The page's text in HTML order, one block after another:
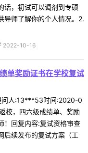
话，初试可以调剂到专硕
导师了解你的个人情况。2.
2022-10-16
单奖励证书在学校复试
问人:13***53时间:2020-0
校，四六级成绩单、奖励
！回复内容:复试资格审查
后续发布的复试方案（工